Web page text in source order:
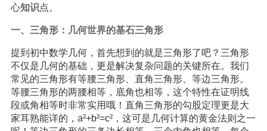
心知识点。
一、三角形：几何世界的基石三角形
提到初中数学几何，首先想到的就是三角形了吧？三角形
不仅是几何的基础，更是解决复杂问题的关键所在。我们
常见的三角形有等腰三角形、直角三角形、等边三角形。
等腰三角形的两腰相等，底角也相等，这个特性在证明线
段或角相等时非常实用哦！直角三角形的勾股定理更是大
家耳熟能详的，a²+b²=c²，这可是几何计算的黄金法则之一